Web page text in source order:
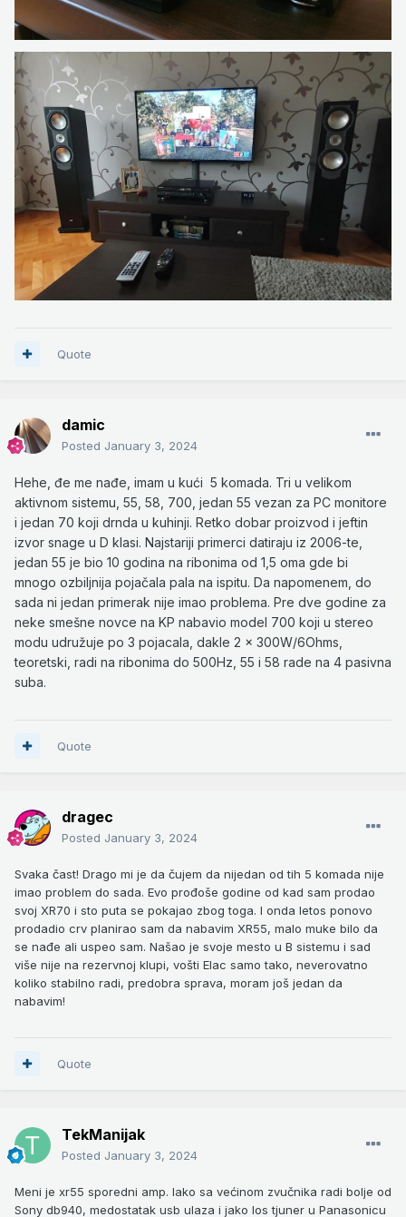
Quote
damic
Posted January 3, 2024
Hehe, đe me nađe, imam u kući 5 komada. Tri u velikom
aktivnom sistemu, 55, 58, 700, jedan 55 vezan za PC monitore
i jedan 70 koji drnda u kuhinji. Retko dobar proizvod i jeftin
izvor snage u D klasi. Najstariji primerci datiraju iz 2006-te,
jedan 55 je bio 10 godina na ribonima od 1,5 oma gde bi
mnogo ozbiljnija pojačala pala na ispitu. Da napomenem, do
sada ni jedan primerak nije imao problema. Pre dve godine za
neke smešne novce na KP nabavio model 700 koji u stereo
modu udružuje po 3 pojacala, dakle 2 x 300W/6Ohms,
teoretski, radi na ribonima do 500Hz, 55 i 58 rade na 4 pasivna
suba.
Quote
dragec
Posted January 3, 2024
Svaka čast! Drago mi je da čujem da nijedan od tih 5 komada nije
imao problem do sada. Evo prođoše godine od kad sam prodao
svoj XR70 i sto puta se pokajao zbog toga. I onda letos ponovo
prodadio crv planirao sam da nabavim XR55, malo muke bilo da
se nađe ali uspeo sam. Našao je svoje mesto u B sistemu i sad
više nije na rezervnoj klupi, vošti Elac samo tako, neverovatno
koliko stabilno radi, predobra sprava, moram još jedan da
nabavim!
Quote
TekManijak
Posted January 3, 2024
Meni je xr55 sporedni amp. Iako sa većinom zvučnika radi bolje od
Sony db940, medostatak usb ulaza i jako los tjuner u Panasonicu